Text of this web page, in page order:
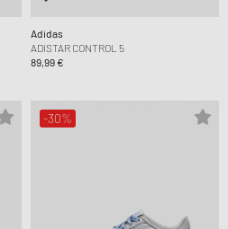
Adidas
ADISTAR CONTROL 5
89,99 €
-30%